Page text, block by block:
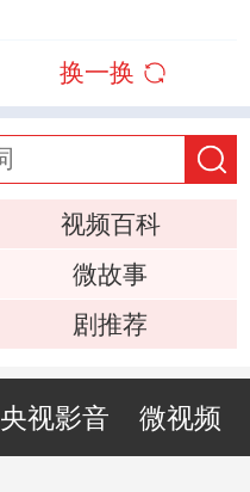
换一换
视频百科
微故事
剧推荐
央视影音 微视频